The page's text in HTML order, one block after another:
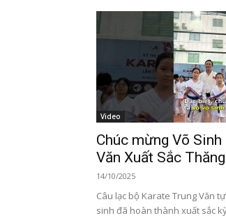
Video
Chúc mừng Võ
Văn Xuất Sắc
14/10/2025
Câu lạc bộ Karate Trung Văn
sinh đã hoàn thành xuất sắc